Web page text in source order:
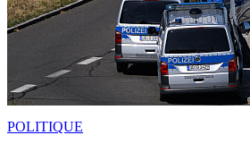
POLITIQUE